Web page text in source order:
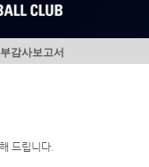
감사보고서
드립니다.